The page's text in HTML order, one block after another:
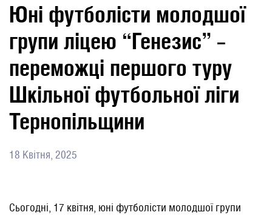
Юні футболісти молодшої
групи ліцею “Генезис” –
переможці першого туру
Шкільної футбольної ліги
Тернопільщини
18 Квітня, 2025
Сьогодні, 17 квітня, юні футболісти молодшої групи